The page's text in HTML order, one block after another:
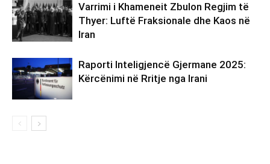
Varrimi i Khameneit Zbulon Regjim të
Thyer: Luftë Fraksionale dhe Kaos në
Iran
Raporti Inteligjencë Gjermane 2025:
Kërcënimi në Rritje nga Irani